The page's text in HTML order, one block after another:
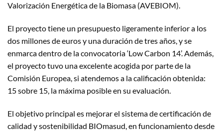
Valorización Energética de la Biomasa (AVEBIOM).
El proyecto tiene un presupuesto ligeramente inferior a los
dos millones de euros y una duración de tres años, y se
enmarca dentro de la convocatoria ‘Low Carbon 14’. Además,
el proyecto tuvo una excelente acogida por parte de la
Comisión Europea, si atendemos a la calificación obtenida:
15 sobre 15, la máxima posible en su evaluación.
El objetivo principal es mejorar el sistema de certificación de
calidad y sostenibilidad BIOmasud, en funcionamiento desde